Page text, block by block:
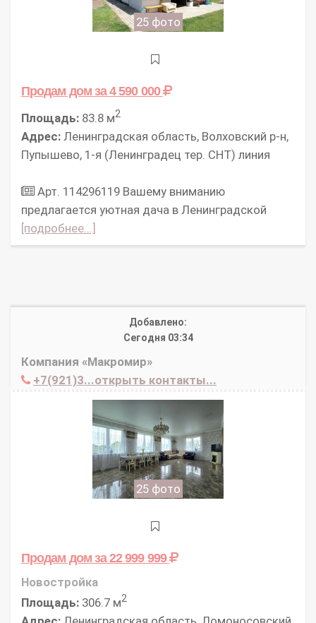
25 фото
Продам домза 4 590 000
Площадь: 83.8 м2
Адрес: Ленинградская область, Волховский р-н,
Пупышево, 1-я (Ленинградец тер. СНТ) линия
Арт. 114296119 Вашему вниманию
предлагается уютная дача в Ленинградской
[подробнее...]
Добавлено:
Сегодня 03:34
Компания «Макромир»
+7(921)3...открыть контакты...
25 фото
Продам домза 22 999 999
Новостройка
Площадь: 306.7 м2